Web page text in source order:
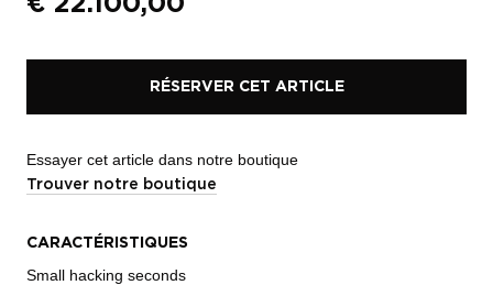
RÉSERVER CET ARTICLE
Essayer cet article dans notre boutique
Trouver notre boutique
CARACTÉRISTIQUES
Small hacking seconds